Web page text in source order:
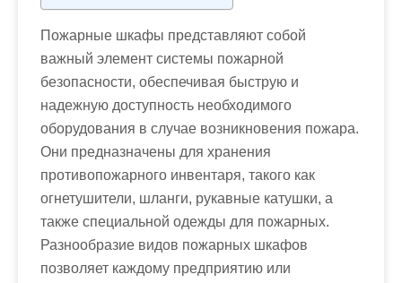
Пожарные шкафы представляют собой
важный элемент системы пожарной
безопасности, обеспечивая быструю и
надежную доступность необходимого
оборудования в случае возникновения пожара.
Они предназначены для хранения
противопожарного инвентаря, такого как
огнетушители, шланги, рукавные катушки, а
также специальной одежды для пожарных.
Разнообразие видов пожарных шкафов
позволяет каждому предприятию или